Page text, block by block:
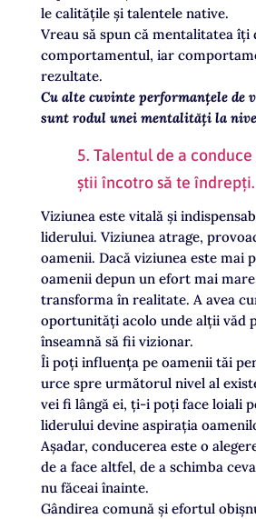
le calitățile și talentele native.
Vreau să spun că mentalitatea îți
comportamentul, iar
rezultate.
Cu alte cuvinte performanțele de
sunt rodul unei mentalități la
5. Talentul de a conduce
știi încotro să te îndrepți.
Viziunea este vitală și
liderului. Viziunea atrage,
oamenii. Dacă viziunea este mai
oamenii depun un efort mai
transforma în realitate. A avea
oportunități acolo unde alții văd
înseamnă să fii vizionar.
Îi poți influența pe oamenii tăi
urce spre următorul nivel al
vei fi lângă ei, ți-i poți face loiali
liderului devine aspirația
Așadar, conducerea este o
de a face altfel, de a schimba
nu făceai înainte.
Gândirea comună și efortul